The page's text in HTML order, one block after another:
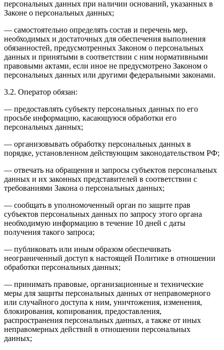
персональных данных при наличии оснований, указанных в
Законе о персональных данных;
— самостоятельно определять состав и перечень мер,
необходимых и достаточных для обеспечения выполнения
обязанностей, предусмотренных Законом о персональных
данных и принятыми в соответствии с ним нормативными
правовыми актами, если иное не предусмотрено Законом о
персональных данных или другими федеральными законами.
3.2. Оператор обязан:
— предоставлять субъекту персональных данных по его
просьбе информацию, касающуюся обработки его
персональных данных;
— организовывать обработку персональных данных в
порядке, установленном действующим законодательством РФ;
— отвечать на обращения и запросы субъектов персональных
данных и их законных представителей в соответствии с
требованиями Закона о персональных данных;
— сообщать в уполномоченный орган по защите прав
субъектов персональных данных по запросу этого органа
необходимую информацию в течение 10 дней с даты
получения такого запроса;
— публиковать или иным образом обеспечивать
неограниченный доступ к настоящей Политике в отношении
обработки персональных данных;
— принимать правовые, организационные и технические
меры для защиты персональных данных от неправомерного
или случайного доступа к ним, уничтожения, изменения,
блокирования, копирования, предоставления,
распространения персональных данных, а также от иных
неправомерных действий в отношении персональных
данных;